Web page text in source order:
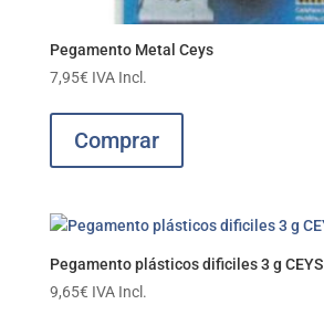
Pegamento Metal Ceys
7,95€ IVA Incl.
Comprar
Pegamento plásticos dificiles 3 g CEYS
9,65€ IVA Incl.